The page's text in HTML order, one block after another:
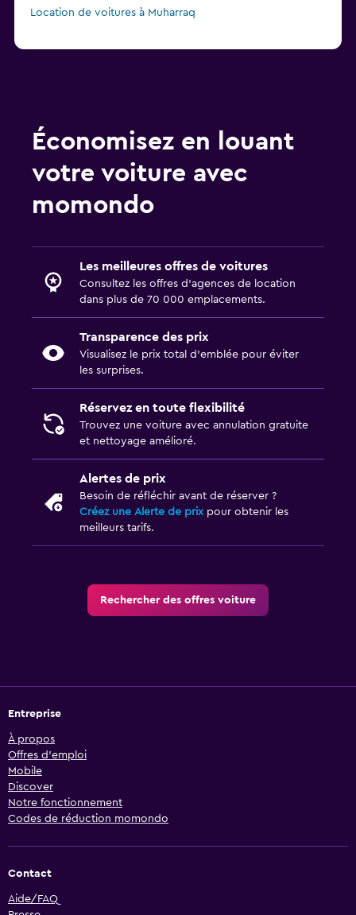
Location de voitures à Muharraq
Économisez en louant
votre voiture avec
momondo
Les meilleures offres de voitures
Consultez les offres d’agences de location
dans plus de 70 000 emplacements.
Transparence des prix
Visualisez le prix total d’emblée pour éviter
les surprises.
Réservez en toute flexibilité
Trouvez une voiture avec annulation gratuite
et nettoyage amélioré.
Alertes de prix
Besoin de réfléchir avant de réserver ?
Créez une Alerte de prixpour obtenir les
meilleurs tarifs.
Rechercher des offres voiture
Entreprise
À propos
Offres d’emploi
Mobile
Discover
Notre fonctionnement
Codes de réduction momondo
Contact
Aide/FAQ